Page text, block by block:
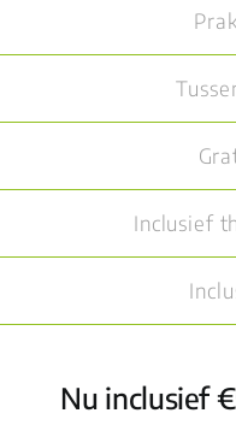
Inclusief
Nu inclusief